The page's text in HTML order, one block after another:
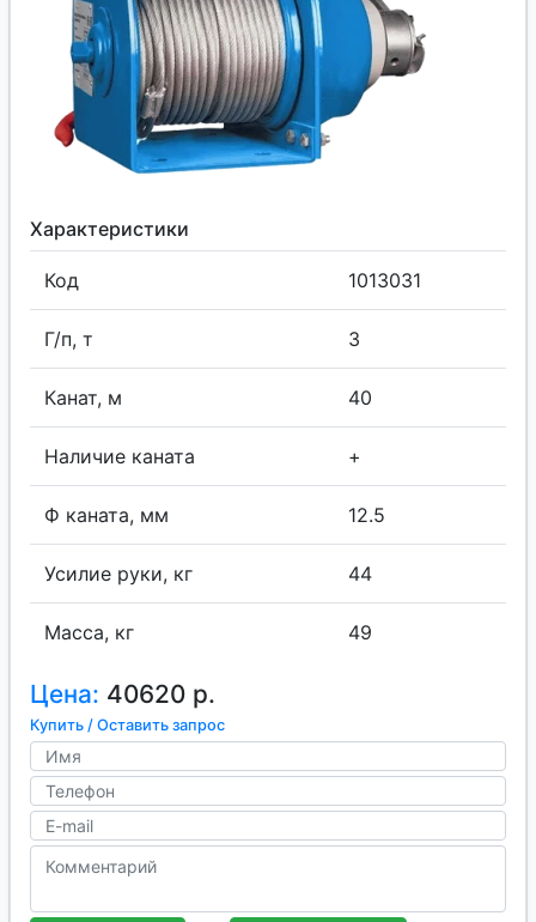
Характеристики
Код 1013031
Г/п, т 3
Канат, м 40
Наличие каната +
Ф каната, мм 12.5
Усилие руки, кг 44
Масса, кг 49
Цена: 40620 р.
Купить / Оставить запрос